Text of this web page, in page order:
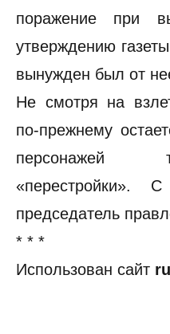
поражение при
утверждению
вынужден был от
Не смотря на
по-прежнему
персонажей
председатель
* * *
Использован сайт